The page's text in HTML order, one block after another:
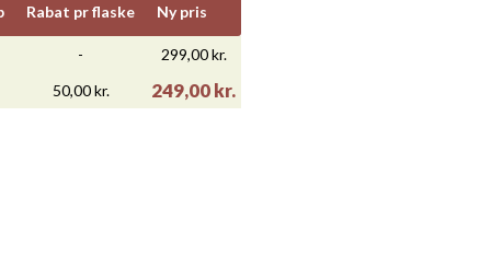
Rabat pr flaske Ny pris
-
299,00 kr.
50,00 kr. 249,00 kr.